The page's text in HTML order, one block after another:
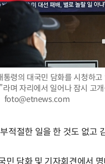
령의 대국민 담화를 시청하
라며 자리에서 일어나 잠시 고
foto@etnews.com
적절한 일을 한 것도 없고
민 담화 및 기자회견에서
AI Native Enterprise를 지원하는 AI Ready Data 플랫폼 활용 전략